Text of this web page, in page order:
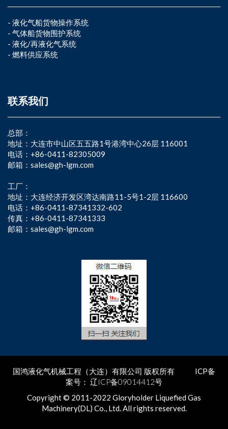
- 液化气船货物操作系统
- 气体船货物围护系统
- 液化/再液化气系统
- 燃料供应系统
联系我们
总部：
地址：大连市中山区五五路1号港湾中心26层 116001
电话：+86-0411-82305009
邮箱：sales@gh-lgm.com
工厂：
地址：大连经济开发区湾达南路11-5号1-2层 116600
电话：+86-0411-87341332-602
传真：+86-0411-87341333
邮箱：sales@gh-lgm.com
国鸿液化气机械工程（大连）有限公司 版权所有
ICP备
案号： 辽ICP备09014412号
Copyright © 2011-2022 Gloryholder Liquefied Gas
Machinery(DL) Co., Ltd. All rights reserved.